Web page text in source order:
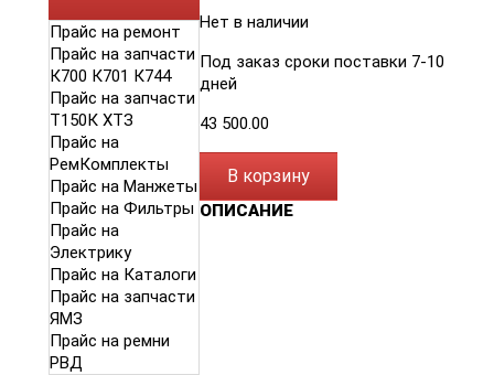
Прайс на ремонт
Прайс на запчасти
К700 К701 К744
Прайс на запчасти
Т150К ХТЗ
Прайс на
РемКомплекты
Прайс на Манжеты
Прайс на Фильтры
Прайс на
Электрику
Прайс на Каталоги
Прайс на запчасти
ЯМЗ
Прайс на ремни
РВД
Нет в наличии
Под заказ сроки поставки 7-10
дней
43 500.00
В корзину
ОПИСАНИЕ